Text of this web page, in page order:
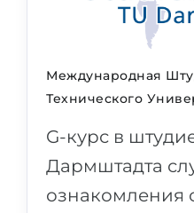
Наши
КОНСУЛЬТАЦИЯ!
ЗАПИСАТЬСЯ НА
Международная
Технического
G-курс в
Дармштадта
ознакомления